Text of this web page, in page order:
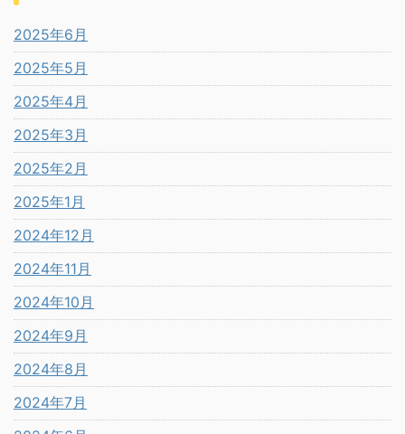
2025年6月
2025年5月
2025年4月
2025年3月
2025年2月
2025年1月
2024年12月
2024年11月
2024年10月
2024年9月
2024年8月
2024年7月